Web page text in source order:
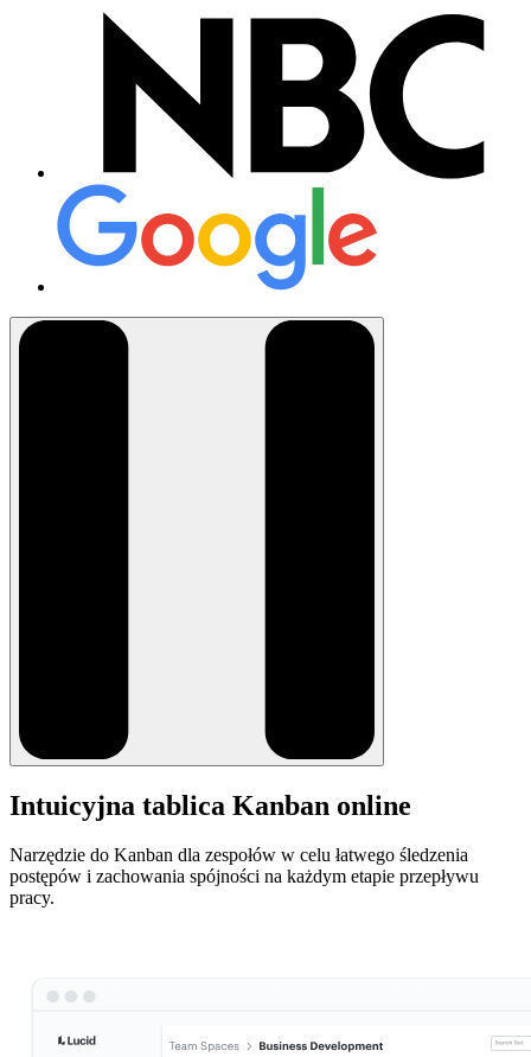
Intuicyjna tablica Kanban online
Narzędzie do Kanban dla zespołów w celu łatwego śledzenia
postępów i zachowania spójności na każdym etapie przepływu
pracy.